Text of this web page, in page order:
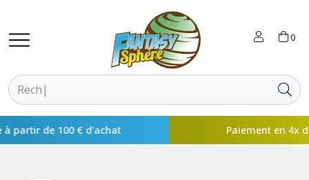
0
Paiement en 4x disponible avec